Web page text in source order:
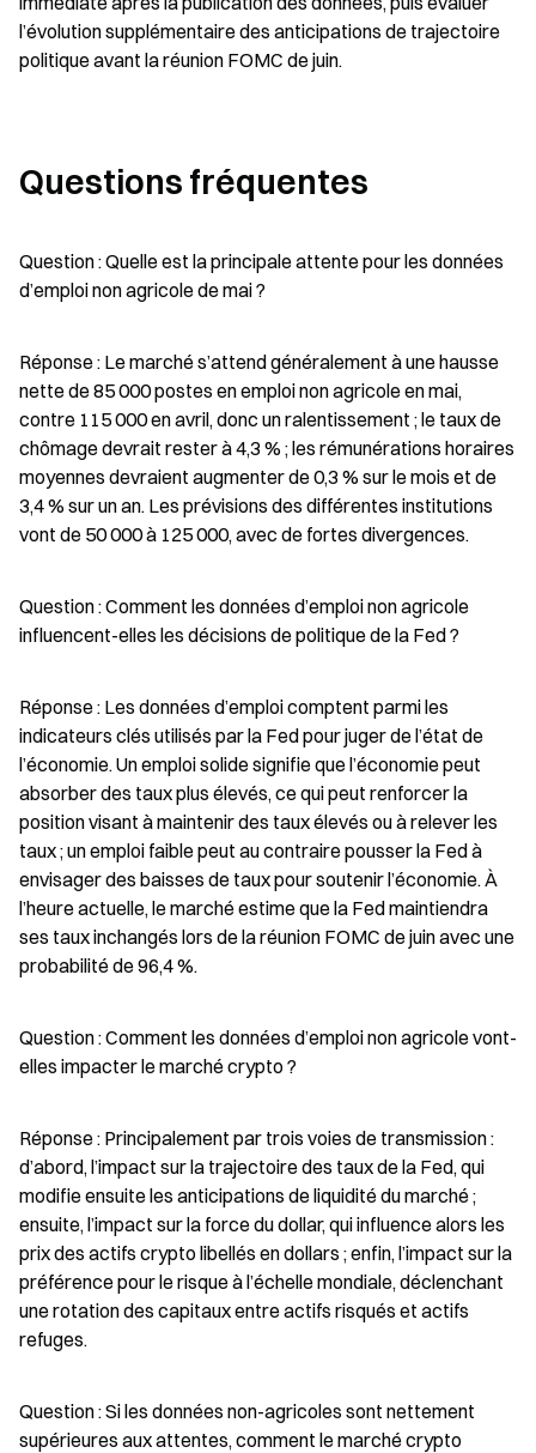
l’évolution supplémentaire des anticipations de trajectoire
politique avant la réunion FOMC de juin.
Questions fréquentes
Question : Quelle est la principale attente pour les données
d’emploi non agricole de mai ?
Réponse : Le marché s’attend généralement à une hausse
nette de 85 000 postes en emploi non agricole en mai,
contre 115 000 en avril, donc un ralentissement ; le taux de
chômage devrait rester à 4,3 % ; les rémunérations horaires
moyennes devraient augmenter de 0,3 % sur le mois et de
3,4 % sur un an. Les prévisions des différentes institutions
vont de 50 000 à 125 000, avec de fortes divergences.
Question : Comment les données d’emploi non agricole
influencent-elles les décisions de politique de la Fed ?
Réponse : Les données d’emploi comptent parmi les
indicateurs clés utilisés par la Fed pour juger de l’état de
l’économie. Un emploi solide signifie que l’économie peut
absorber des taux plus élevés, ce qui peut renforcer la
position visant à maintenir des taux élevés ou à relever les
taux ; un emploi faible peut au contraire pousser la Fed à
envisager des baisses de taux pour soutenir l’économie. À
l’heure actuelle, le marché estime que la Fed maintiendra
ses taux inchangés lors de la réunion FOMC de juin avec une
probabilité de 96,4 %.
Question : Comment les données d’emploi non agricole vont-
elles impacter le marché crypto ?
Réponse : Principalement par trois voies de transmission :
d’abord, l’impact sur la trajectoire des taux de la Fed, qui
modifie ensuite les anticipations de liquidité du marché ;
ensuite, l’impact sur la force du dollar, qui influence alors les
prix des actifs crypto libellés en dollars ; enfin, l’impact sur la
préférence pour le risque à l’échelle mondiale, déclenchant
une rotation des capitaux entre actifs risqués et actifs
refuges.
Question : Si les données non-agricoles sont nettement
supérieures aux attentes, comment le marché crypto